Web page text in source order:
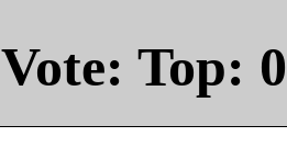
Vote: Top: 0